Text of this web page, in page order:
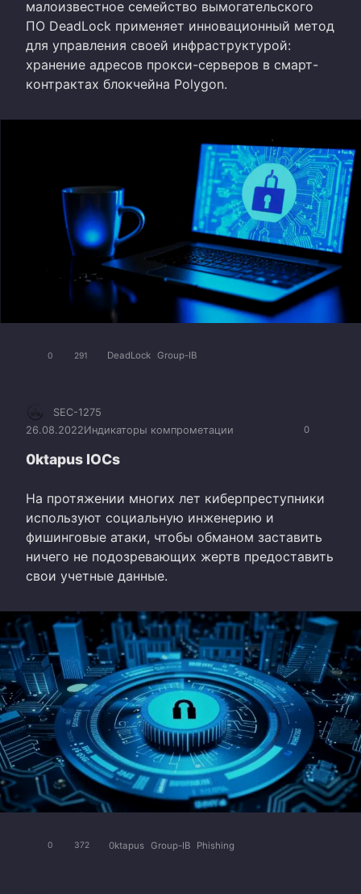
малоизвестное семейство вымогательского
ПО DeadLock применяет инновационный метод
для управления своей инфраструктурой:
хранение адресов прокси-серверов в смарт-
контрактах блокчейна Polygon.
0 291 DeadLock Group-IB
0
SEC-1275
26.08.2022Индикаторы компрометации
0ktapus IOCs
На протяжении многих лет киберпреступники
используют социальную инженерию и
фишинговые атаки, чтобы обманом заставить
ничего не подозревающих жертв предоставить
свои учетные данные.
0 372 0ktapus Group-IB Phishing